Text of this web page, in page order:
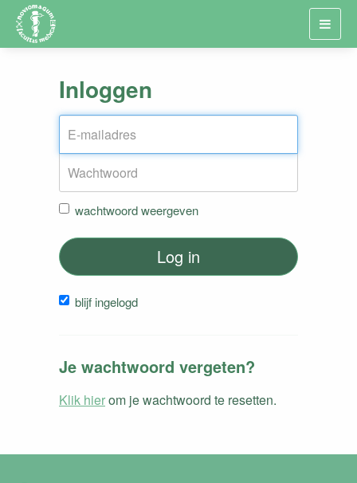
Inloggen
wachtwoord weergeven
Log in
blijf ingelogd
Je wachtwoord vergeten?
Klik hierom je wachtwoord te resetten.